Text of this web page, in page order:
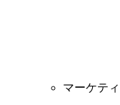
マーケテ